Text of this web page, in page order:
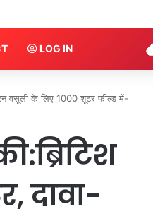
LOG IN
वसूली के लिए 1000 शूटर फील्ड में-
दावा-